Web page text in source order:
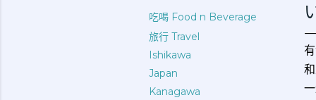
吃喝 Food n Beverage
旅行 Travel
Ishikawa
Japan
Kanagawa